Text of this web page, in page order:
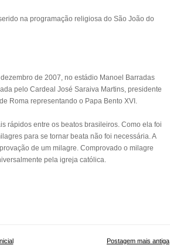
na programação religiosa do São João do
de 2007, no estádio Manoel Barradas
pelo Cardeal José Saraiva Martins, presidente
Roma representando o Papa Bento XVI.
rápidos entre os beatos brasileiros. Como ela foi
para se tornar beata não foi necessária. A
de um milagre. Comprovado o milagre
pela igreja católica.
Postagem mais antiga